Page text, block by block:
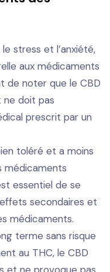
stress et l’anxiété,
aux médicaments
de noter que le CBD
ne doit pas
prescrit par un
toléré et a moins
médicaments
essentiel de se
secondaires et
médicaments.
terme sans risque
au THC, le CBD